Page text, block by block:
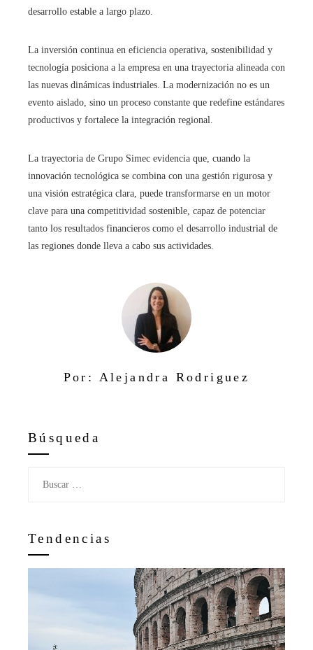
desarrollo estable a largo plazo.
La inversión continua en eficiencia operativa, sostenibilidad y
tecnología posiciona a la empresa en una trayectoria alineada con
las nuevas dinámicas industriales. La modernización no es un
evento aislado, sino un proceso constante que redefine estándares
productivos y fortalece la integración regional.
La trayectoria de Grupo Simec evidencia que, cuando la
innovación tecnológica se combina con una gestión rigurosa y
una visión estratégica clara, puede transformarse en un motor
clave para una competitividad sostenible, capaz de potenciar
tanto los resultados financieros como el desarrollo industrial de
las regiones donde lleva a cabo sus actividades.
Por: Alejandra Rodriguez
Búsqueda
Tendencias